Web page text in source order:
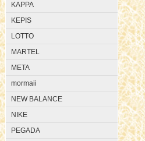
KAPPA
KEPIS
LOTTO
MARTEL
META
mormaii
NEW BALANCE
NIKE
PEGADA